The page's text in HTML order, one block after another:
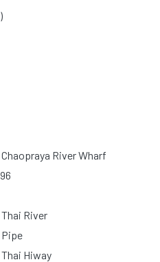
River Wharf
River
Hiway